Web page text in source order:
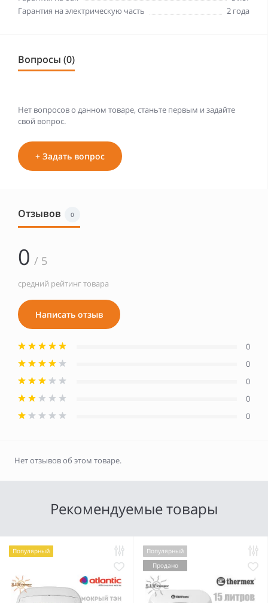
Гарантия на электрическую часть
2 года
Вопросы (0)
Нет вопросов о данном товаре, станьте первым и задайте
свой вопрос.
+ Задать вопрос
Отзывов 0
0 / 5
средний рейтинг товара
Написать отзыв
0
0
0
0
0
Нет отзывов об этом товаре.
Рекомендуемые товары
Популярный
Популярный
Продано